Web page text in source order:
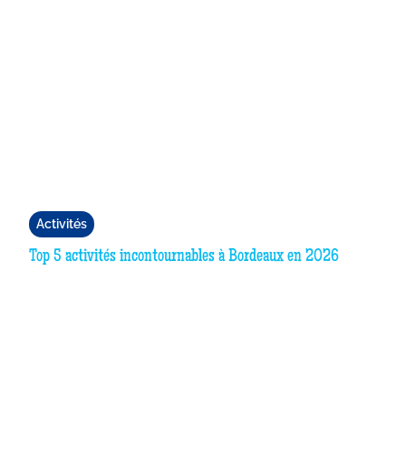
Activités
Top 5 activités incontournables à Bordeaux en 2026